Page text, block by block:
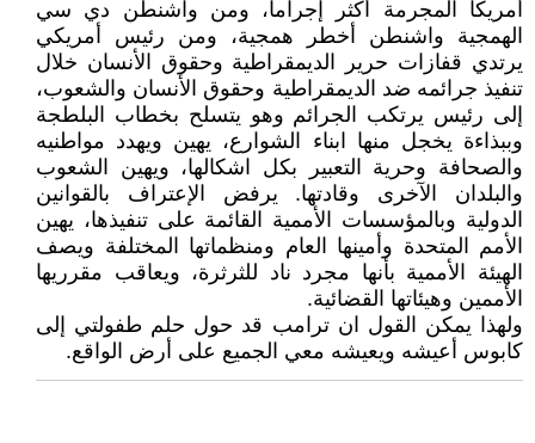
أمريكا المجرمة أكثر إجراماً، ومن واشنطن دي سي
الهمجية واشنطن أخطر همجية، ومن رئيس أمريكي
يرتدي قفازات حرير الديمقراطية وحقوق الأنسان خلال
تنفيذ جرائمه ضد الديمقراطية وحقوق الأنسان والشعوب،
إلى رئيس يرتكب الجرائم وهو يتسلح بخطاب البلطجة
وببذاءة يخجل منها ابناء الشوارع، يهين ويهدد مواطنيه
والصحافة وحرية التعبير بكل اشكالها، ويهين الشعوب
والبلدان الآخرى وقادتها. يرفض الإعتراف بالقوانين
الدولية وبالمؤسسات الأممية القائمة على تنفيذها، يهين
الأمم المتحدة وأمينها العام ومنظماتها المختلفة ويصف
الهيئة الأممية بأنها مجرد ناد للثرثرة، ويعاقب مقرريها
الأممين وهيئاتها القضائية.
ولهذا يمكن القول ان ترامب قد حول حلم طفولتي إلى
كابوس أعيشه ويعيشه معي الجميع على أرض الواقع.